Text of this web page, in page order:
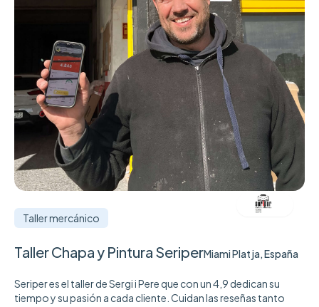
Taller mercánico
Taller Chapa y Pintura SeriperMiami Platja, España
Seriper es el taller de Sergi i Pere que con un 4,9 dedican su
tiempo y su pasión a cada cliente. Cuidan las reseñas tanto